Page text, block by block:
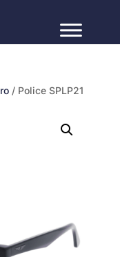
/ Police SPLP21